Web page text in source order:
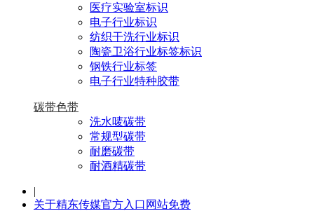
医疗实验室标识
电子行业标识
纺织干洗行业标识
陶瓷卫浴行业标签标识
钢铁行业标签
电子行业特种胶带
碳带色带
洗水唛碳带
常规型碳带
耐磨碳带
耐酒精碳带
|
关于精东传媒官方入口网站免费